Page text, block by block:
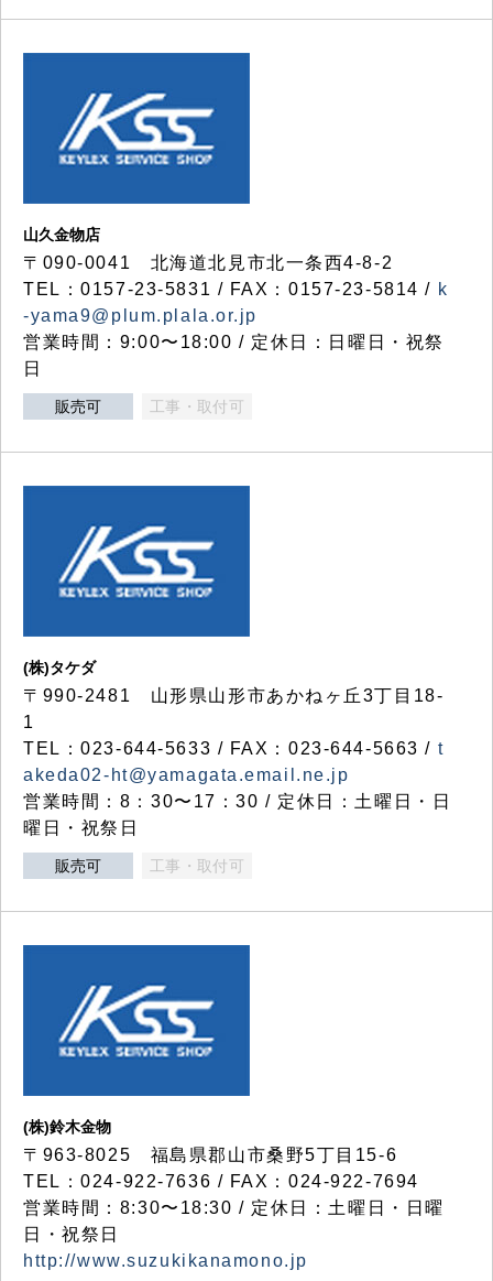
山久金物店
〒090-0041 北海道北見市北一条西4-8-2
TEL：0157-23-5831 / FAX：0157-23-5814 / k
-yama9@plum.plala.or.jp
営業時間：9:00〜18:00 / 定休日：日曜日・祝祭
日
販売可 工事・取付可
(株)タケダ
〒990-2481 山形県山形市あかねヶ丘3丁目18-
1
TEL：023-644-5633 / FAX：023-644-5663 / t
akeda02-ht@yamagata.email.ne.jp
営業時間：8：30〜17：30 / 定休日：土曜日・日
曜日・祝祭日
販売可 工事・取付可
(株)鈴木金物
〒963-8025 福島県郡山市桑野5丁目15-6
TEL：024-922-7636 / FAX：024-922-7694
営業時間：8:30〜18:30 / 定休日：土曜日・日曜
日・祝祭日
http://www.suzukikanamono.jp